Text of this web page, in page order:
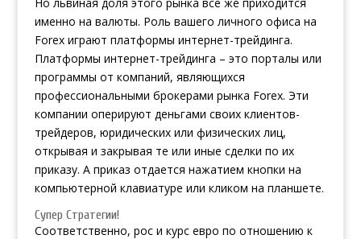
именно на валюты. Роль вашего личного офиса на
Forex играют платформы интернет-трейдинга.
Платформы интернет-трейдинга – это порталы или
программы от компаний, являющихся
профессиональными брокерами рынка Forex. Эти
компании оперируют деньгами своих клиентов-
трейдеров, юридических или физических лиц,
открывая и закрывая те или иные сделки по их
приказу. А приказ отдается нажатием кнопки на
компьютерной клавиатуре или кликом на планшете.
Супер Стратегии!
Соответственно, рос и курс евро по отношению к